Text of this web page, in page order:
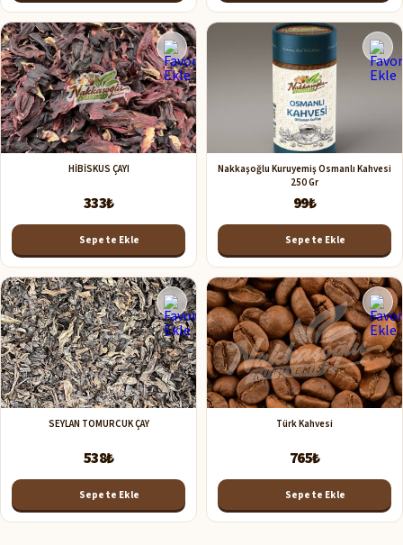
HİBİSKUS ÇAYI
333₺
Sepete Ekle
Nakkaşoğlu Kuruyemiş Osmanlı Kahvesi
250 Gr
99₺
Sepete Ekle
SEYLAN TOMURCUK ÇAY
538₺
Sepete Ekle
Türk Kahvesi
765₺
Sepete Ekle